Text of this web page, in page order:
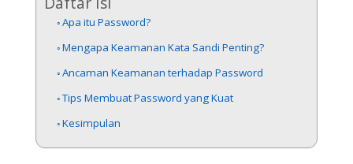
Apa itu Password?
Mengapa Keamanan Kata Sandi Penting?
Ancaman Keamanan terhadap Password
Tips Membuat Password yang Kuat
Kesimpulan